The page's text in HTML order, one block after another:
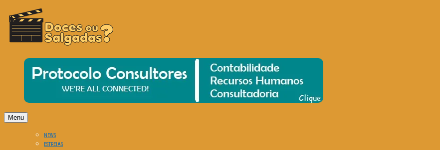
DOCES OU SALGADAS?
O Cinema? Uma Paixão!!
Menu
NEWS
ESTREIAS